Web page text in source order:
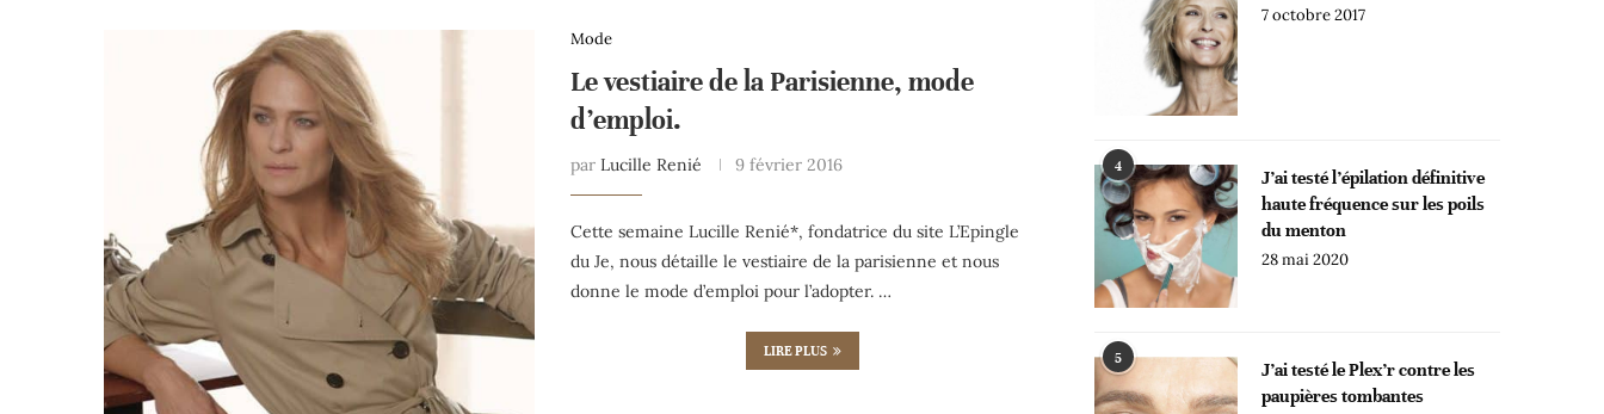
Mode
Le vestiaire de la Parisienne, mode
d’emploi.
par Lucille Renié 9 février 2016
Cette semaine Lucille Renié*, fondatrice du site L’Epingle
du Je, nous détaille le vestiaire de la parisienne et nous
donne le mode d’emploi pour l’adopter. …
LIRE PLUS
7 octobre 2017
4
J’ai testé l’épilation définitive
haute fréquence sur les poils
du menton
28 mai 2020
5
J’ai testé le Plex’r contre les
paupières tombantes